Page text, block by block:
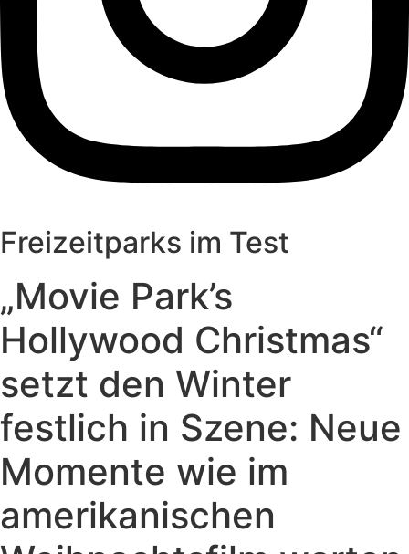
Freizeitparks im Test
„Movie Park’s
Hollywood Christmas“
setzt den Winter
festlich in Szene: Neue
Momente wie im
amerikanischen